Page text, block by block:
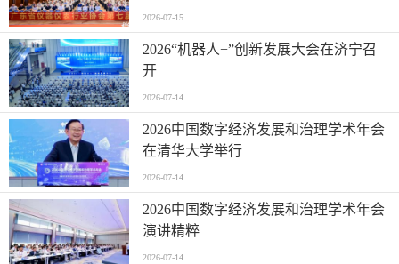
活动并进行走访交流
2026-07-15
2026“机器人+”创新发展大会在济宁召
开
2026-07-14
2026中国数字经济发展和治理学术年会
在清华大学举行
2026-07-14
2026中国数字经济发展和治理学术年会
演讲精粹
2026-07-14